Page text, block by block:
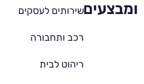
ומבצעיםשירותים לעסקים
רכב ותחבורה
ריהוט לבית